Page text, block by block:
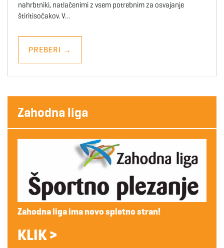
nahrbtniki, natlačenimi z vsem potrebnim za osvajanje
štiritisočakov. V…
PREBERI →
Zahodna liga
Zahodna liga ima novo spletno stran!
KLIK >